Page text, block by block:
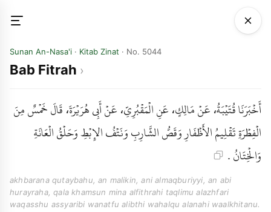
Sunan An-Nasa'i · Kitab Zinat · No. 5044
Bab Fitrah
أَخْبَرَنَا قُتَيْبَةُ، عَنْ مَالِكٍ، عَنِ الْمَقْبُرِيِّ، عَنْ أَبِي هُرَيْرَةَ، قَالَ خَمْسٌ مِنَ
الْفِطْرَةِ تَقْلِيمُ الأَظْفَارِ وَقَصُّ الشَّارِبِ وَنَتْفُ الإِبْطِ وَحَلْقُ الْعَانَةِ
وَالْخِتَانُ .
akhbarana qutaybahu, an malikin, ani almaqburiyyi, an abi
hurayraha, qala khamsun mina alfithrahi taqlimu alazhfari
waqasshu assyaribi wanatfu alibthi wahalqu alanahi waalkhitanu.